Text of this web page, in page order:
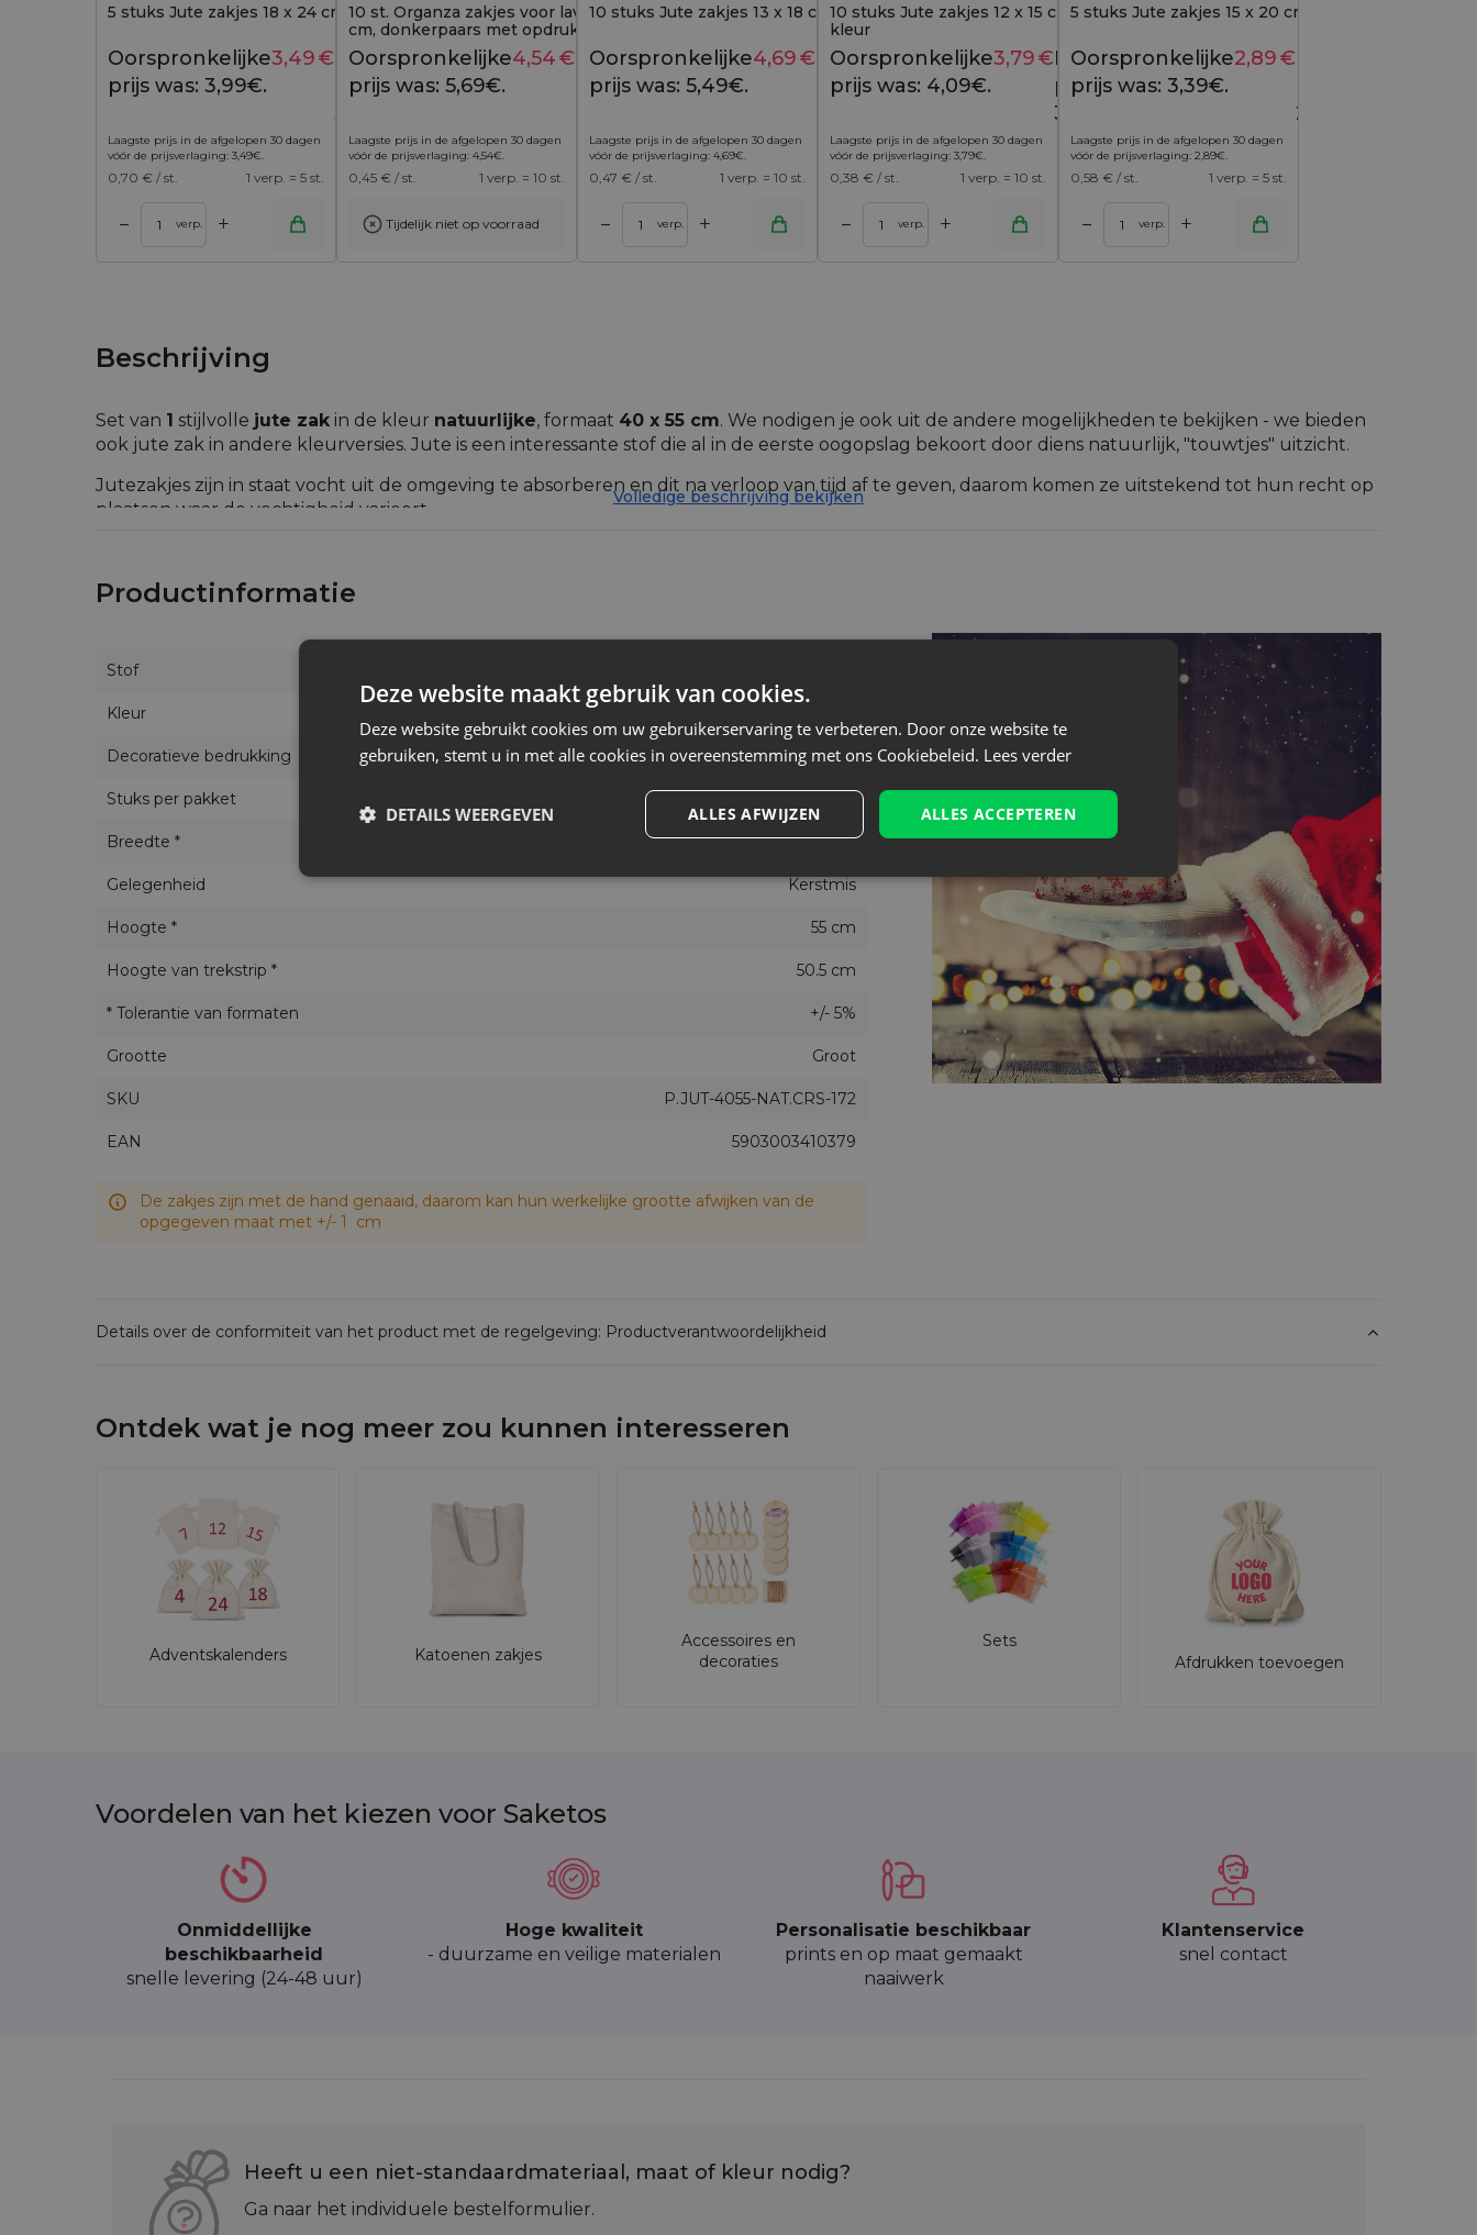
5 stuks Jute zakjes 18 x 24 cm - kleurenmix
3,99 €
Oorspronkelijke
prijs was: 3,99€.
3,49€ Huidige
prijs is:
3,49€.
Laagste prijs in de afgelopen 30 dagen
vóór de prijsverlaging: 3,49€.
0,70 € / st. 1 verp. = 5 st.
– verp. +
10 st. Organza zakjes voor lavendel 9 x 12
cm, donkerpaars met opdruk "Lavande de
Provence"
5,69 €
Oorspronkelijke
prijs was: 5,69€.
4,54€ Huidige
prijs is:
Laagste prijs in de afgelopen 30 dagen
vóór de prijsverlaging: 4,54€.
0,45 € / st. 1 verp. = 10 st.
Tijdelijk niet op voorraad
10 stuks Jute zakjes 13 x 18 cm - kleurenmix
5,49 €
Oorspronkelijke
prijs was: 5,49€.
4,69€ Huidige
prijs is:
Laagste prijs in de afgelopen 30 dagen
vóór de prijsverlaging: 4,69€.
0,47 € / st. 1 verp. = 10 st.
– verp. +
Toevoegen aan winkelwagen
10 stuks Jute zakjes 12 x 15 cm - natuurlijke
kleur
4,09 €
Oorspronkelijke
prijs was: 4,09€.
3,79€Huidige
prijs is:
3,79€.
Laagste prijs in de afgelopen 30 dagen
vóór de prijsverlaging: 3,79€.
0,38 € / st. 1 verp. = 10 st.
– verp. +
Toevoegen aan winkelwagen
5 stuks Jute zakjes 15 x 20 cm - kleurenmix
Oorspronkelijke
prijs was: 3,39€.
2,89€
2,89€.
Laagste prijs in de afgelopen 30 dagen
vóór de prijsverlaging: 2,89€.
0,58 € / st. 1 verp. = 5 st.
– verp. +
Toevoegen aan winkelwagen
Beschrijving
Set van 1 stijlvolle jute zak in de kleur natuurlijke, formaat 40 x 55 cm. We nodigen je ook uit de andere mogelijkheden te bekijken - we bieden
ook jute zak in andere kleurversies. Jute is een interessante stof die al in de eerste oogopslag bekoort door diens natuurlijk, "touwtjes" uitzicht.
Jutezakjes zijn in staat vocht uit de omgeving te absorberen en dit na verloop van tijd af te geven, daarom komen ze uitstekend tot hun recht op
plaatsen waar de vochtigheid varieert.
uitstekend voor evenementen in een dorpsklimaat.
Volledige beschrijving bekijken
Productinformatie
Stof
Kleur
Decoratieve bedrukking Ja
Stuks per pakket
Breedte * 40 cm
Gelegenheid Kerstmis
Hoogte * 55 cm
Hoogte van trekstrip * 50.5 cm
* Tolerantie van formaten +/- 5%
Grootte Groot
SKU P.JUT-4055-NAT.CRS-172
EAN 5903003410379
De zakjes zijn met de hand genaaid, daarom kan hun werkelijke grootte afwijken van de
opgegeven maat met +/- 1 cm
Details over de conformiteit van het product met de regelgeving: Productverantwoordelijkheid
Ontdek wat je nog meer zou kunnen interesseren
Adventskalenders Katoenen zakjes
Accessoires en
decoraties
Sets
Afdrukken toevoegen
Voordelen van het kiezen voor Saketos
Onmiddellijke
beschikbaarheid
snelle levering (24-48 uur)
Hoge kwaliteit
- duurzame en veilige materialen
Personalisatie beschikbaar
prints en op maat gemaakt
naaiwerk
Klantenservice
snel contact
Heeft u een niet-standaardmateriaal, maat of kleur nodig?
Ga naar het individuele bestelformulier.
Deze website maakt gebruik van cookies.
Deze website gebruikt cookies om uw gebruikerservaring te verbeteren. Door onze website te
gebruiken, stemt u in met alle cookies in overeenstemming met ons Cookiebeleid. Lees verder
ALLES ACCEPTEREN
ALLES AFWIJZEN
DETAILS WEERGEVEN